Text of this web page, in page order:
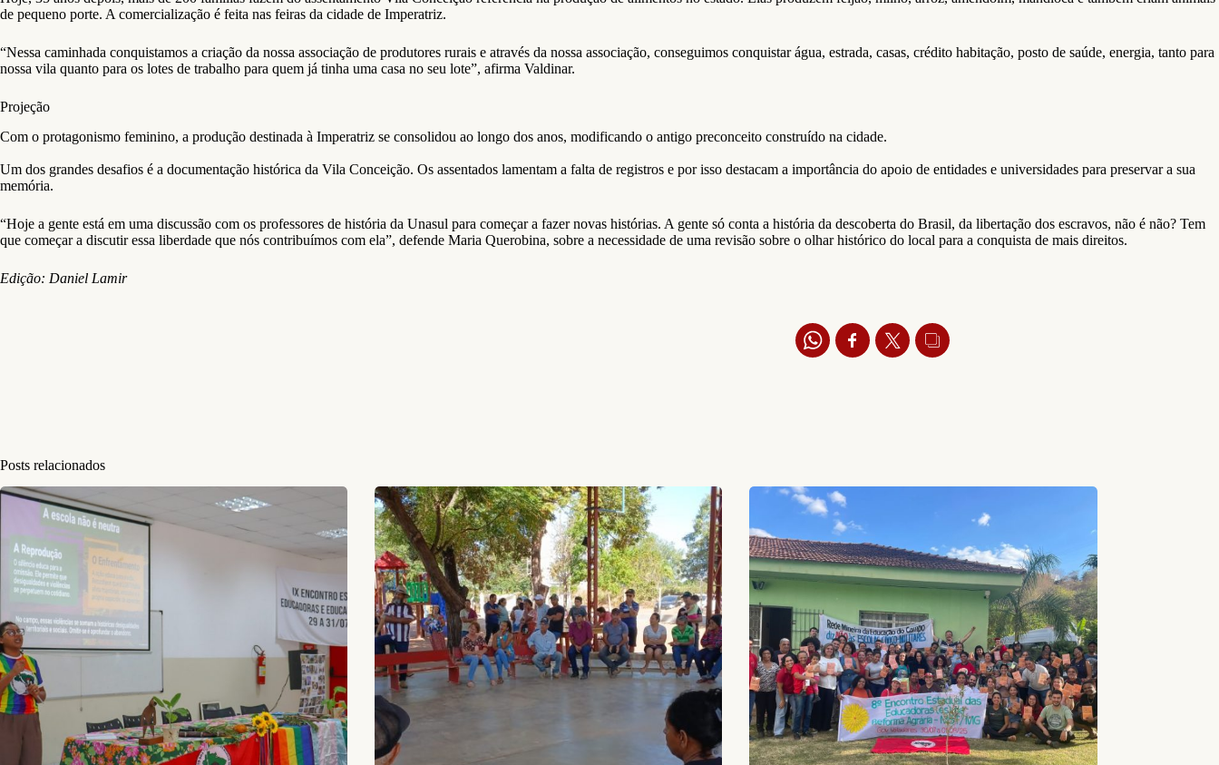
de pequeno porte. A comercialização é feita nas feiras da cidade de Imperatriz.
“Nessa caminhada conquistamos a criação da nossa associação de produtores rurais e através da nossa associação, conseguimos conquistar água, estrada, casas, crédito habitação, posto de saúde, energia, tanto para
nossa vila quanto para os lotes de trabalho para quem já tinha uma casa no seu lote”, afirma Valdinar.
Projeção
Com o protagonismo feminino, a produção destinada à Imperatriz se consolidou ao longo dos anos, modificando o antigo preconceito construído na cidade.
Um dos grandes desafios é a documentação histórica da Vila Conceição. Os assentados lamentam a falta de registros e por isso destacam a importância do apoio de entidades e universidades para preservar a sua
memória.
“Hoje a gente está em uma discussão com os professores de história da Unasul para começar a fazer novas histórias. A gente só conta a história da descoberta do Brasil, da libertação dos escravos, não é não? Tem
que começar a discutir essa liberdade que nós contribuímos com ela”, defende Maria Querobina, sobre a necessidade de uma revisão sobre o olhar histórico do local para a conquista de mais direitos.
Edição: Daniel Lamir
Posts relacionados